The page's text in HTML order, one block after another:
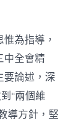
為指導，
中全會精
要論述，深
“兩個維
導方針，堅